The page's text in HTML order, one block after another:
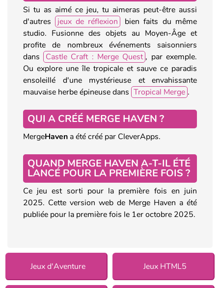
Si tu as aimé ce jeu, tu aimeras peut-être aussi
d'autres
jeux de réflexion
bien faits du même
studio. Fusionne des objets au Moyen-Âge et
profite de nombreux événements saisonniers
dans
Castle Craft : Merge Quest , par exemple.
Ou explore une île tropicale et sauve ce paradis
ensoleillé d'une mystérieuse et envahissante
mauvaise herbe épineuse dans Tropical Merge .
QUI A CRÉÉ MERGE HAVEN ?
MergeHaven a été créé par CleverApps.
QUAND MERGE HAVEN A-T-IL ÉTÉ
LANCÉ POUR LA PREMIÈRE FOIS ?
Ce jeu est sorti pour la première fois en juin
2025. Cette version web de Merge Haven a été
publiée pour la première fois le 1er octobre 2025.
Jeux d'Aventure Jeux HTML5